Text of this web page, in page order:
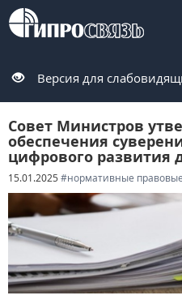
Версия для
Совет Министров
обеспечения
цифрового развития
15.01.2025 #нормативные